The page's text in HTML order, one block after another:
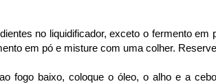
no liquidificador, exceto o fermento em
em pó e misture com uma colher.
fogo baixo, coloque o óleo, o alho e a